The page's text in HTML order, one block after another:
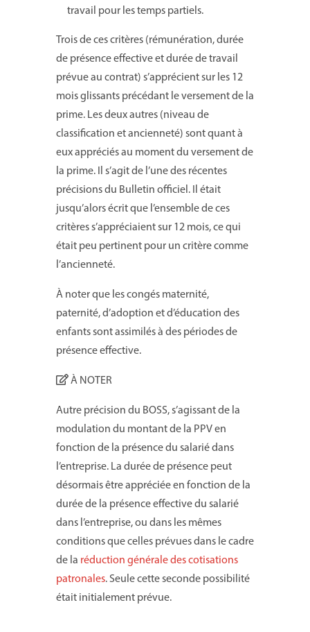
travail pour les temps partiels.
Trois de ces critères (rémunération, durée
de présence effective et durée de travail
prévue au contrat) s’apprécient sur les 12
mois glissants précédant le versement de la
prime. Les deux autres (niveau de
classification et ancienneté) sont quant à
eux appréciés au moment du versement de
la prime. Il s’agit de l’une des récentes
précisions du Bulletin officiel. Il était
jusqu’alors écrit que l’ensemble de ces
critères s’appréciaient sur 12 mois, ce qui
était peu pertinent pour un critère comme
l’ancienneté.
À noter que les congés maternité,
paternité, d’adoption et d’éducation des
enfants sont assimilés à des périodes de
présence effective.
À NOTER
Autre précision du BOSS, s’agissant de la
modulation du montant de la PPV en
fonction de la présence du salarié dans
l’entreprise. La durée de présence peut
désormais être appréciée en fonction de la
durée de la présence effective du salarié
dans l’entreprise, ou dans les mêmes
conditions que celles prévues dans le cadre
de la réduction générale des cotisations
patronales. Seule cette seconde possibilité
était initialement prévue.